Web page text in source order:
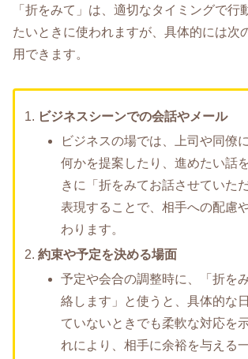
「折をみて」は、適切なタイミングで行
たいときに使われますが、具体的には次
用できます。
ビジネスシーンでの会話やメール
ビジネスの場では、上司や同僚
何かを提案したり、進めたい話
きに「折をみてお話させていた
表現することで、相手への配慮
わります。
約束や予定を決める場面
予定や会合の調整時に、「折を
絡します」と使うと、具体的な
ていないときでも柔軟な対応を
れにより、相手に余裕を与える